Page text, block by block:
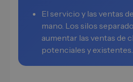
El servicio y las ventas
mano. Los silos
aumentar las ventas de
potenciales y existentes.